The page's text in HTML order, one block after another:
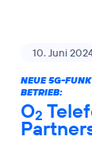
10. Juni
NEUE 5G-
BETRIEB:
O2